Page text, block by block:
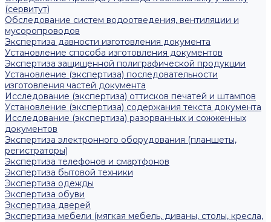
(сервитут)
Обследование систем водоотведения, вентиляции и
мусоропроводов
Экспертиза давности изготовления документа
Установление способа изготовления документов
Экспертиза защищенной полиграфической продукции
Установление (экспертиза) последовательности
изготовления частей документа
Исследование (экспертиза) оттисков печатей и штампов
Установление (экспертиза) содержания текста документа
Исследование (экспертиза) разорванных и сожженных
документов
Экспертиза электронного оборудования (планшеты,
регистраторы)
Экспертиза телефонов и смартфонов
Экспертиза бытовой техники
Экспертиза одежды
Экспертиза обуви
Экспертиза дверей
Экспертиза мебели (мягкая мебель, диваны, столы, кресла,